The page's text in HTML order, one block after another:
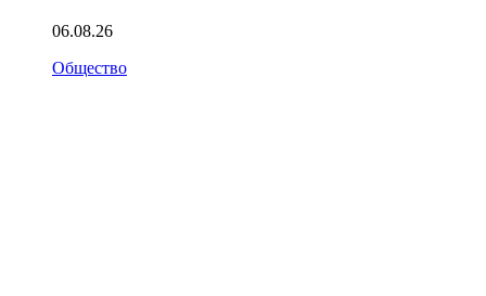
06.08.26
Общество